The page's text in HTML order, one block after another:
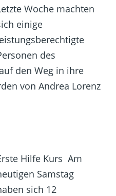
Woche machten
einige
des
den Weg in ihre
von Andrea Lorenz
Hilfe Kurs Am
Samstag
sich 12